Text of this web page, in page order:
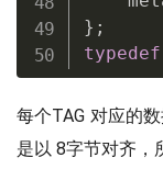
} ;
typedef
每个TAG 对应的
是以 8字节对齐，